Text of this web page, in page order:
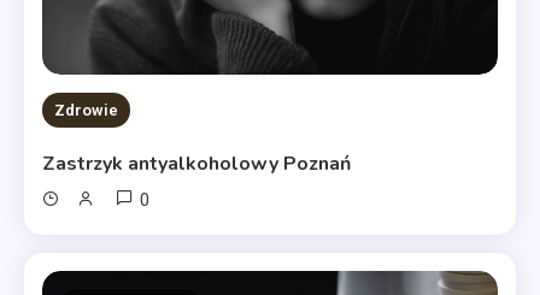
Zdrowie
Zastrzyk antyalkoholowy Poznań
0